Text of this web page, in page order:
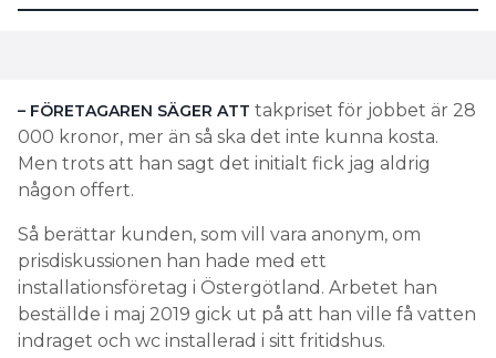
– FÖRETAGAREN SÄGER ATT takpriset för jobbet är 28
000 kronor, mer än så ska det inte kunna kosta.
Men trots att han sagt det initialt fick jag aldrig
någon offert.
Så berättar kunden, som vill vara anonym, om
prisdiskussionen han hade med ett
installationsföretag i Östergötland. Arbetet han
beställde i maj 2019 gick ut på att han ville få vatten
indraget och wc installerad i sitt fritidshus.